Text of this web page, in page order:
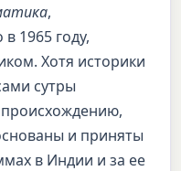
,
1965 году,
Хотя историки
сутры
и приняты
в Индии и за ее